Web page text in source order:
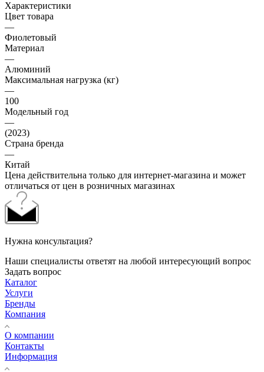
Характеристики
Цвет товара
—
Фиолетовый
Материал
—
Алюминий
Максимальная нагрузка (кг)
—
100
Модельный год
—
(2023)
Страна бренда
—
Китай
Цена действительна только для интернет-магазина и может
отличаться от цен в розничных магазинах
Нужна консультация?
Наши специалисты ответят на любой интересующий вопрос
Задать вопрос
Каталог
Услуги
Бренды
Компания
О компании
Контакты
Информация